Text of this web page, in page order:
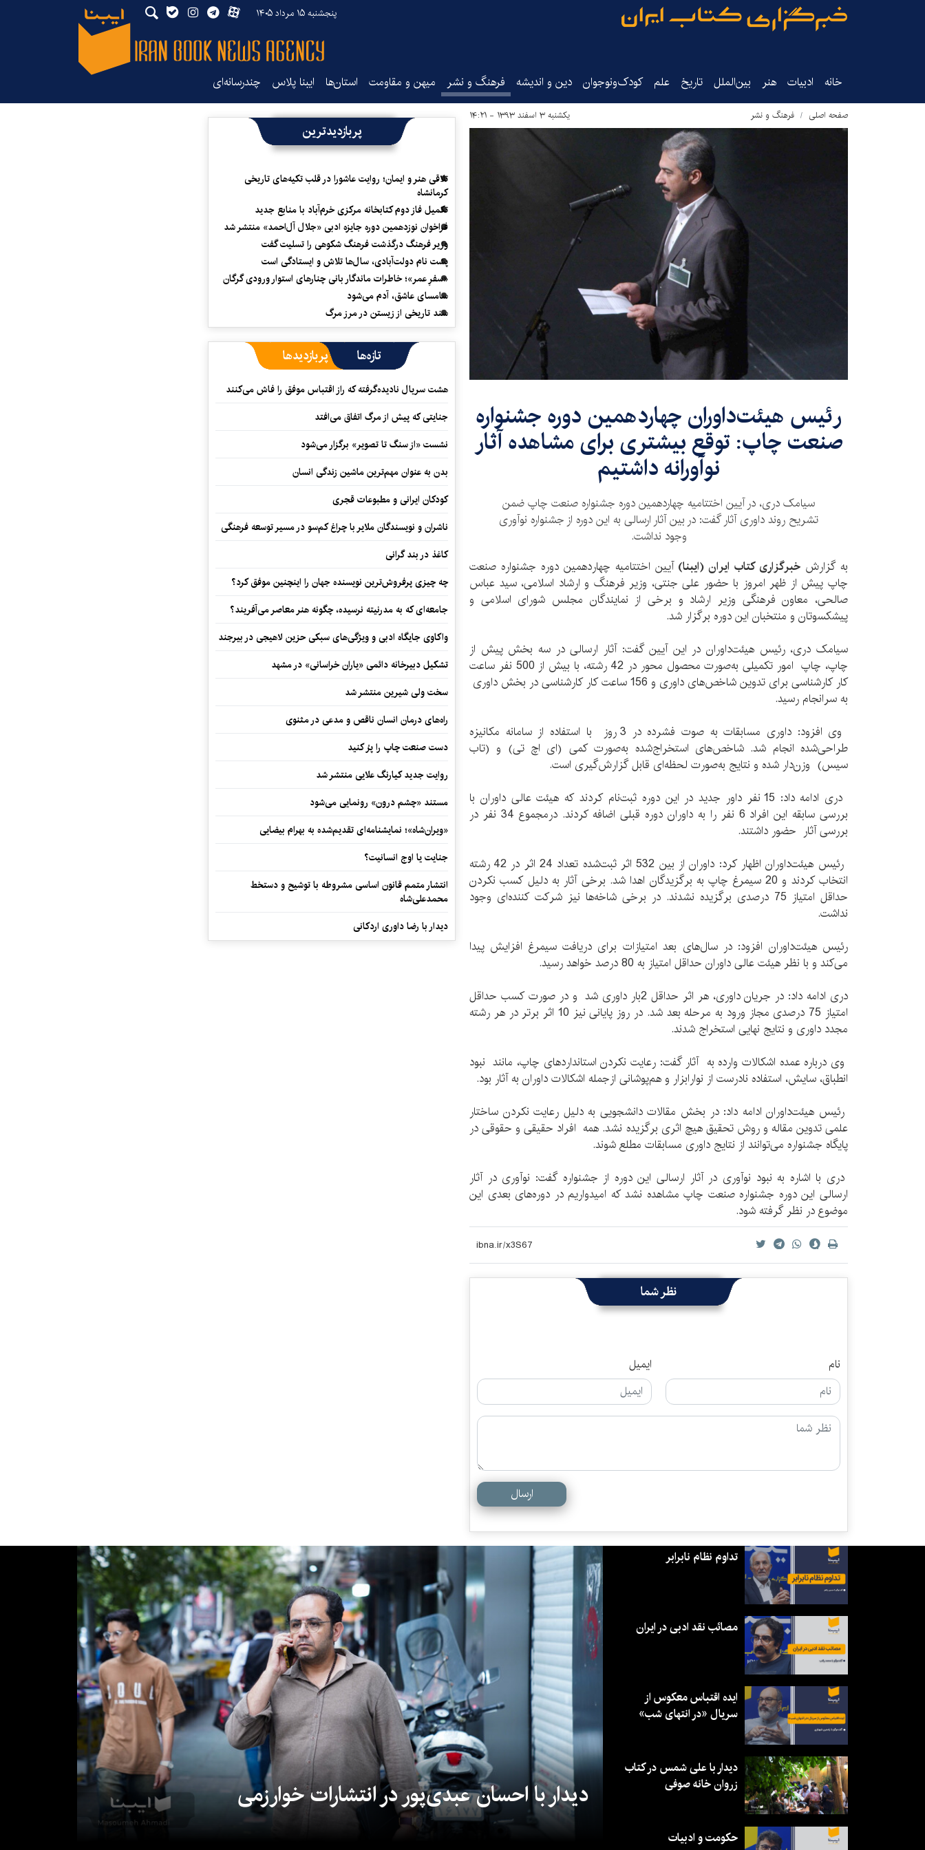
پنجشنبه ۱۵ مرداد ۱۴۰۵
خانه ادبیات هنر بین‌الملل تاریخ‌ علم کودک‌ونوجوان دین و اندیشه فرهنگ و نشر میهن و مقاومت استان‌ها ایبنا پلاس چندرسانه‌ای
صفحه اصلی فرهنگ و نشر یکشنبه ۳ اسفند ۱۳۹۳ - ۱۴:۲۱
رئیس هیئت‌داوران چهاردهمین دوره جشنواره
صنعت چاپ: توقع بیشتری برای مشاهده آثار
نوآورانه داشتیم
سیامک دری، در آیین اختتامیه چهاردهمین دوره جشنواره صنعت چاپ ضمن
تشریح روند داوری آثار گفت: در بین آثار ارسالی به این دوره از جشنواره نوآوری
وجود نداشت.
به گزارش خبرگزاری کتاب ایران (ایبنا) آیین اختتامیه چهاردهمین دوره جشنواره صنعت
چاپ پیش از ظهر امروز با حضور علی جنتی، وزیر فرهنگ و ارشاد اسلامی، سید عباس
صالحی،‌ معاون فرهنگی وزیر ارشاد و برخی از نمایندگان مجلس شورای اسلامی و
پیشکسوتان و منتخبان این دوره برگزار شد.
سیامک دری،‌ رئیس هیئت‌داوران در این آیین گفت: آثار ارسالی در سه بخش پیش از
چاپ، چاپ امور تکمیلی به‌صورت محصول محور در 42 رشته،‌ با بیش از 500 نفر ساعت
کار کارشناسی برای تدوین شاخص‌‌های داوری و 156 ساعت کار کارشناسی در بخش داوری
به سرانجام رسید.
وی افزود: داوری مسابقات به صوت فشرده در 3 روز با استفاده از سامانه مکانیزه
طراحی‌شده انجام شد. شاخص‌های استخراج‌شده به‌صورت کمی (ای اچ تی)‌ و (تاب
سیس) وزن‌دار شده و نتایج به‌صورت لحظه‌ای قابل گزارش‌گیری است.
دری ادامه داد: ‌15 نفر داور جدید در این دوره ثبت‌نام کردند که هیئت عالی داوران با
بررسی سابقه این افراد 6 نفر را به داوران دوره‌ قبلی اضافه کردند. درمجموع 34 نفر در
بررسی آثار حضور داشتند.
رئیس هیئت‌داوران اظهار کرد: داوران از بین 532 اثر ثبت‌شده تعداد 24 اثر در 42 رشته
انتخاب کردند و 20 سیمرغ چاپ به برگزیدگان اهدا شد. برخی آثار به دلیل کسب نکردن
حداقل امتیاز 75 درصدی برگزیده‌ نشدند. در برخی شاخه‌ها نیز شرکت کننده‌ای وجود
نداشت.
رئیس هیئت‌داوران افزود: در سال‌های بعد امتیازات برای دریافت سیمرغ افزایش پیدا
می‌کند و با نظر هیئت‌ عالی داوران حداقل امتیاز به 80 درصد خواهد رسید.
دری ادامه داد: در جریان داوری، هر اثر حداقل 2بار داوری شد و در صورت کسب حداقل
امتیاز 75 درصدی مجاز ورود به مرحله بعد شد. در روز پایانی نیز 10 اثر برتر در هر رشته
مجدد داوری و نتایج نهایی استخراج شدند.
وی درباره عمده اشکالات وارده به آثار گفت: رعایت نکردن استانداردهای چاپ، مانند نبود
انطباق،‌ سایش،‌ استفاده نادرست از نوارابزار و هم‌‌پوشانی ازجمله اشکالات داوران به آثار بود.
رئیس هیئت‌داوران ادامه داد:‌ در بخش مقالات دانشجویی به دلیل رعایت نکردن ساختار
علمی تدوین مقاله و روش تحقیق هیچ اثری برگزیده نشد. همه افراد حقیقی و حقوقی در
پایگاه جشنواره می‌توانند از نتایج داوری مسابقات مطلع شوند.
دری با اشاره به نبود نوآوری در آثار ارسالی این دوره از جشنواره گفت: نوآوری در آثار
ارسالی این دوره جشنواره صنعت چاپ مشاهده نشد که امید‌واریم در دوره‌های بعدی این
موضوع در نظر گرفته شود.
نظر شما
نام ایمیل
ارسال
پربازدیدترین
تلاقی هنر و ایمان؛ روایت عاشورا در قلب تکیه‌های تاریخی
کرمانشاه
تکمیل فاز دوم کتابخانه مرکزی خرم‌آباد با منابع جدید
فراخوان نوزدهمین دوره جایزه ادبی «جلال آل‌احمد» منتشر شد
وزیر فرهنگ درگذشت فرهنگ شکوهی را تسلیت گفت
پشت نام دولت‌آبادی، سال‌ها تلاش و ایستادگی است
«سفرِ عمر»؛ خاطرات ماندگار بانی چنارهای استوار ورودی گرگان
سامسای عاشق، آدم می‌شود
سند تاریخی از زیستن در مرز مرگ
تازه‌ها پربازدیدها
هشت سریال نادیده‌گرفته که راز اقتباس موفق را فاش می‌کنند
جنایتی که پیش از مرگ اتفاق می‌افتد
نشست «از سنگ تا تصویر» برگزار می‌شود
بدن به عنوان مهم‌ترین ماشین زندگی انسان
کودکان ایرانی و مطبوعات قجری
ناشران و نویسندگان ملایر با چراغ کم‌سو در مسیر توسعه فرهنگی
کاغذ در بند گرانی
چه چیزی پرفروش‌ترین نویسنده جهان را اینچنین موفق کرد؟
جامعه‌ای که به مدرنیته نرسیده، چگونه هنر معاصر می‌آفریند؟
واکاوی جایگاه ادبی و ویژگی‌های سبکی حزین لاهیجی در بیرجند
تشکیل دبیرخانه دائمی «یاران خراسانی» در مشهد
سخت ولی شیرین منتشر شد
راه‌های درمان انسان ناقص و مدعی در مثنوی
دست صنعت چاپ را پرُ کنید
روایت جدید کیارنگ علایی منتشر شد
مستند «چشم درون» رونمایی می‌شود
«ویران‌شاه»؛ نمایشنامه‌ای تقدیم‌شده به بهرام بیضایی
جنایت یا اوج انسانیت؟
انتشار متمم قانون اساسی مشروطه با توشیح و دستخط
محمدعلی‌شاه
دیدار با رضا داوری اردکانی
دیدار با احسان عبدی‌پور در انتشارات خوارزمی
تداوم نظام نابرابر
مصائب نقد ادبی در ایران
ایده اقتباس معکوس از
سریال «در انتهای شب»
دیدار با علی شمس در کتاب
زروان خانه صوفی
حکومت و ادبیات